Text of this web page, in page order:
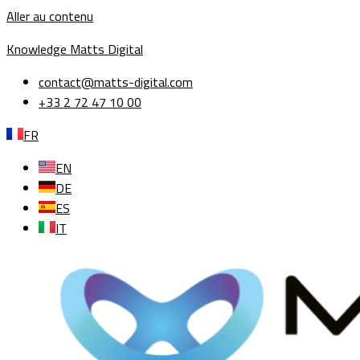
Aller au contenu
Knowledge Matts Digital
contact@matts-digital.com
+33 2 72 47 10 00
FR
EN
DE
ES
IT